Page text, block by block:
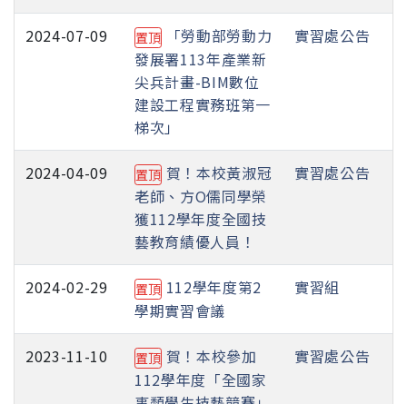
2024-07-09 置頂
「勞動部勞動力
發展署113年產業新
尖兵計畫-BIM數位
建設工程實務班第一
梯次」
實習處公告
2024-04-09 置頂 賀！本校黃淑冠
老師、方O儒同學榮
獲112學年度全國技
藝教育績優人員！
實習處公告
2024-02-29 置頂 112學年度第2
學期實習會議
實習組
2023-11-10 置頂 賀！本校參加
112學年度「全國家
實習處公告